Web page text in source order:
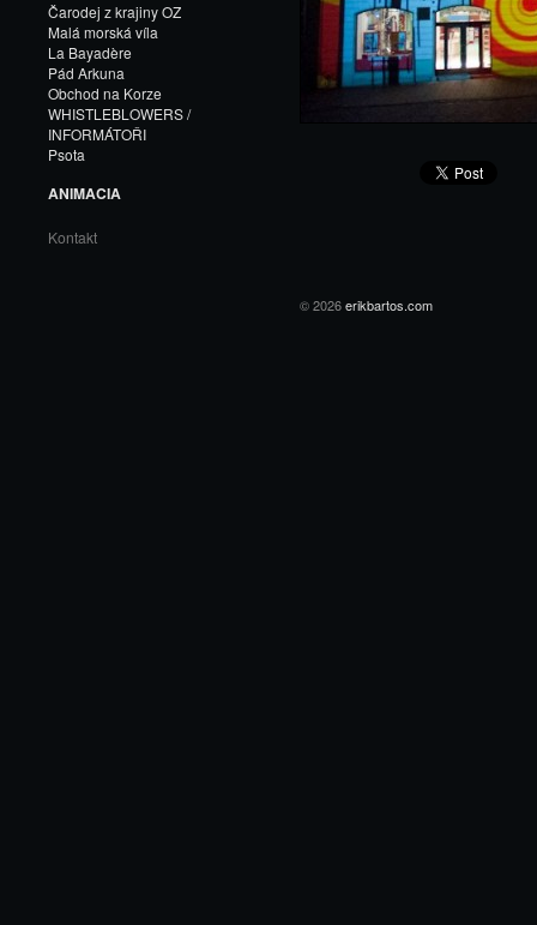
Čarodej z krajiny OZ
Malá morská víla
La Bayadère
Pád Arkuna
Obchod na Korze
WHISTLEBLOWERS /
INFORMÁTOŘI
Psota
ANIMACIA
Kontakt
© 2026erikbartos.com